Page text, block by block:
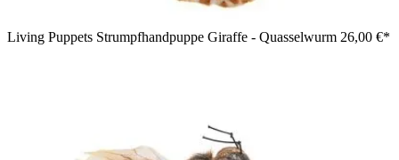
Living Puppets Strumpfhandpuppe Giraffe - Quasselwurm 26,00 €*